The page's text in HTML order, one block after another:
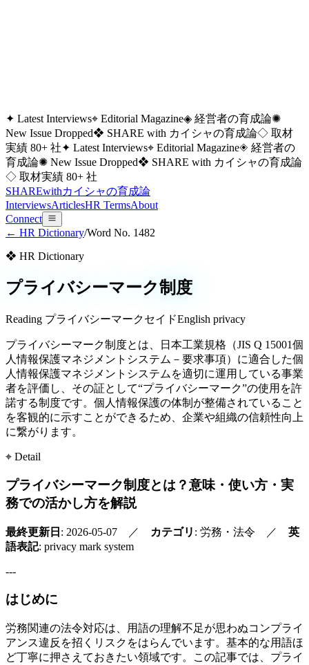
✦ Latest Interviews⌖ Editorial Magazine◈ 経営者の育成論✺
New Issue Dropped❖ SHARE with カイシャの育成論◇ 取材
実績 80+ 社✦ Latest Interviews⌖ Editorial Magazine◈ 経営者の
育成論✺ New Issue Dropped❖ SHARE with カイシャの育成論
◇ 取材実績 80+ 社
SHAREwithカイシャの育成論
InterviewsArticlesHR TermsAbout
Connect
← HR Dictionary/Word No. 1482
❖ HR Dictionary
プライバシーマーク制度
Reading プライバシーマークセイドEnglish privacy
プライバシーマーク制度とは、日本工業規格（JIS Q 15001個
人情報保護マネジメントシステム－要求事項）に適合した個
人情報保護マネジメントシステムを適切に運用している事業
者を評価し、その証として“プライバシーマーク”の使用を許
諾する制度です。個人情報保護の体制が整備されていること
を客観的に示すことができるため、企業や組織の信頼性向上
に繋がります。
⌖ Detail
プライバシーマーク制度とは？意味・使い方・実
務での活かし方を解説
最終更新日 : 2026-05-07 ／ カテゴリ : 労務・法令 ／ 英
語表記: privacy mark system
---
はじめに
労務関連の法令対応は、用語の理解不足が思わぬコンプライ
アンス違反を招くリスクをはらんでいます。基本的な用語ほ
ど丁寧に押さえておきたい領域です。この記事では、プライ